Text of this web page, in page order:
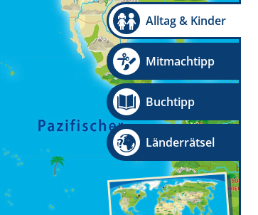
Alltag & Kinder
Mitmachtipp
Buchtipp
Länderrätsel